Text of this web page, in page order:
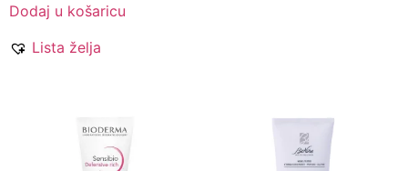
Dodaj u košaricu
Lista želja